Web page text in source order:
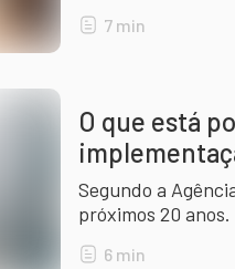
7 min
O que está
Segundo a
próximos 20
6 min